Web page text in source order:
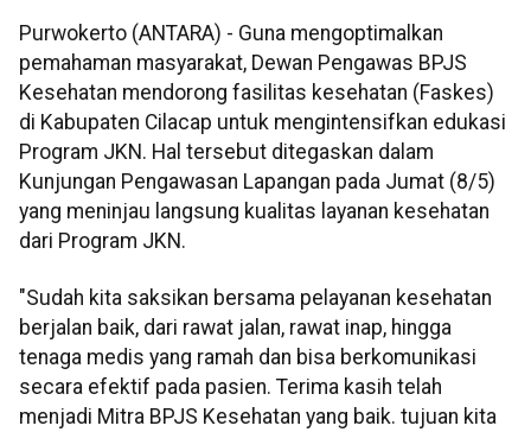
Purwokerto (ANTARA) - Guna mengoptimalkan
pemahaman masyarakat, Dewan Pengawas BPJS
Kesehatan mendorong fasilitas kesehatan (Faskes)
di Kabupaten Cilacap untuk mengintensifkan edukasi
Program JKN. Hal tersebut ditegaskan dalam
Kunjungan Pengawasan Lapangan pada Jumat (8/5)
yang meninjau langsung kualitas layanan kesehatan
dari Program JKN.
"Sudah kita saksikan bersama pelayanan kesehatan
berjalan baik, dari rawat jalan, rawat inap, hingga
tenaga medis yang ramah dan bisa berkomunikasi
secara efektif pada pasien. Terima kasih telah
menjadi Mitra BPJS Kesehatan yang baik. tujuan kita